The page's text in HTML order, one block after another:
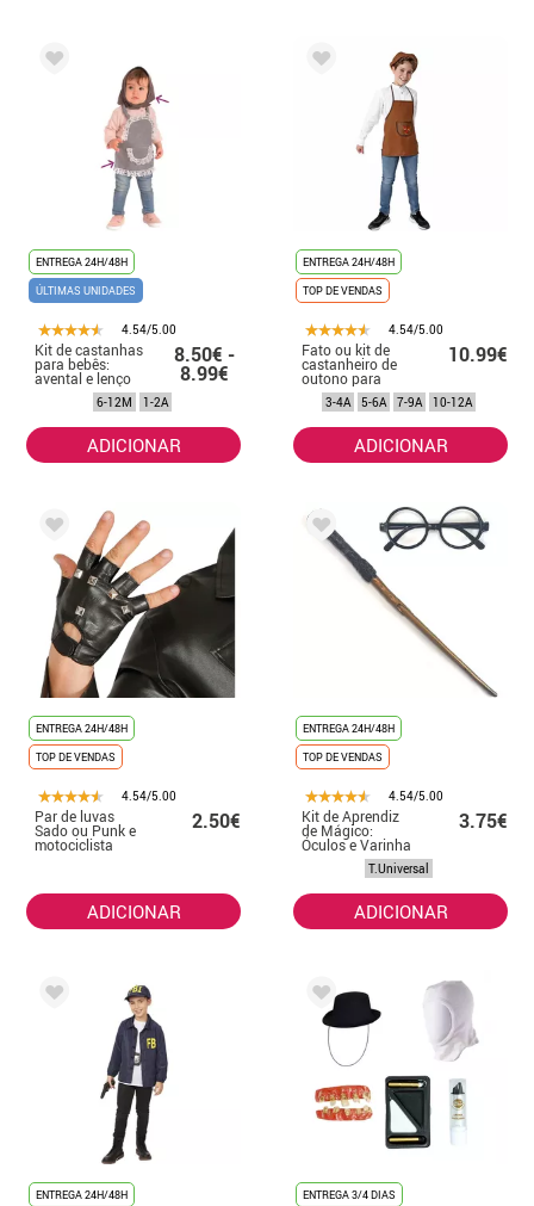
ENTREGA 24H/48H
ÚLTIMAS UNIDADES
4.54/5.00
Kit de castanhas
para bebês:
avental e lenço
8.50€ -
8.99€
6-12M 1-2A
ADICIONAR
ENTREGA 24H/48H
TOP DE VENDAS
4.54/5.00
Fato ou kit de
castanheiro de
outono para
criança
10.99€
3-4A 5-6A 7-9A 10-12A
ADICIONAR
ENTREGA 24H/48H
TOP DE VENDAS
4.54/5.00
Par de luvas
Sado ou Punk e
motociclista
2.50€
ADICIONAR
ENTREGA 24H/48H
TOP DE VENDAS
4.54/5.00
Kit de Aprendiz
de Mágico:
Óculos e Varinha
3.75€
T.Universal
ADICIONAR
ENTREGA 24H/48H
ENTREGA 3/4 DIAS